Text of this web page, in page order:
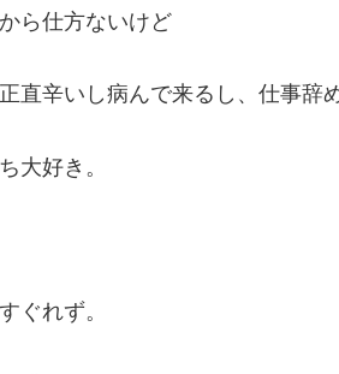
ら仕方ないけど
直辛いし病んで来るし、仕事辞
大好き。
ぐれず。